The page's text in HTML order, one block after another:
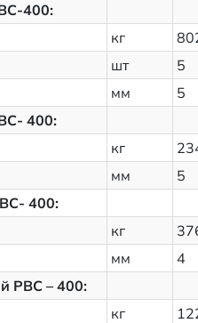
400:
кг
шт
5
мм
5
400:
кг
мм
5
400:
кг
мм
4
РВС – 400:
кг